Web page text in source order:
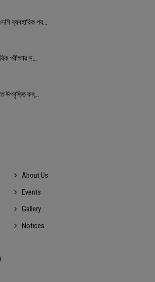
ব্যবহারিক পর...
পরীক্ষার স...
উপবৃত্তি কর্...
About Us
Events
Gallery
Notices